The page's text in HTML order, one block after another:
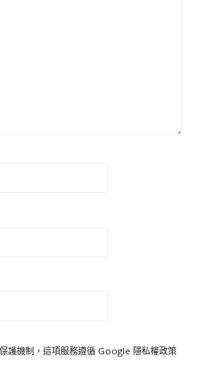
護機制，這項服務遵循 Google 隱私權政策